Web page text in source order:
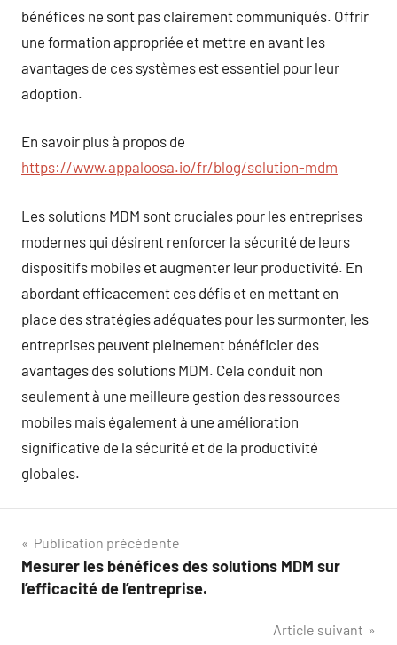
bénéfices ne sont pas clairement communiqués. Offrir
une formation appropriée et mettre en avant les
avantages de ces systèmes est essentiel pour leur
adoption.
En savoir plus à propos de
https://www.appaloosa.io/fr/blog/solution-mdm
Les solutions MDM sont cruciales pour les entreprises
modernes qui désirent renforcer la sécurité de leurs
dispositifs mobiles et augmenter leur productivité. En
abordant efficacement ces défis et en mettant en
place des stratégies adéquates pour les surmonter, les
entreprises peuvent pleinement bénéficier des
avantages des solutions MDM. Cela conduit non
seulement à une meilleure gestion des ressources
mobiles mais également à une amélioration
significative de la sécurité et de la productivité
globales.
Navigation
de
Publication précédente
Mesurer les bénéfices des solutions MDM sur
l’efficacité de l’entreprise.
Article suivant